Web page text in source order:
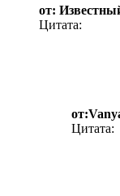
от:
Цитата:
Цитата: